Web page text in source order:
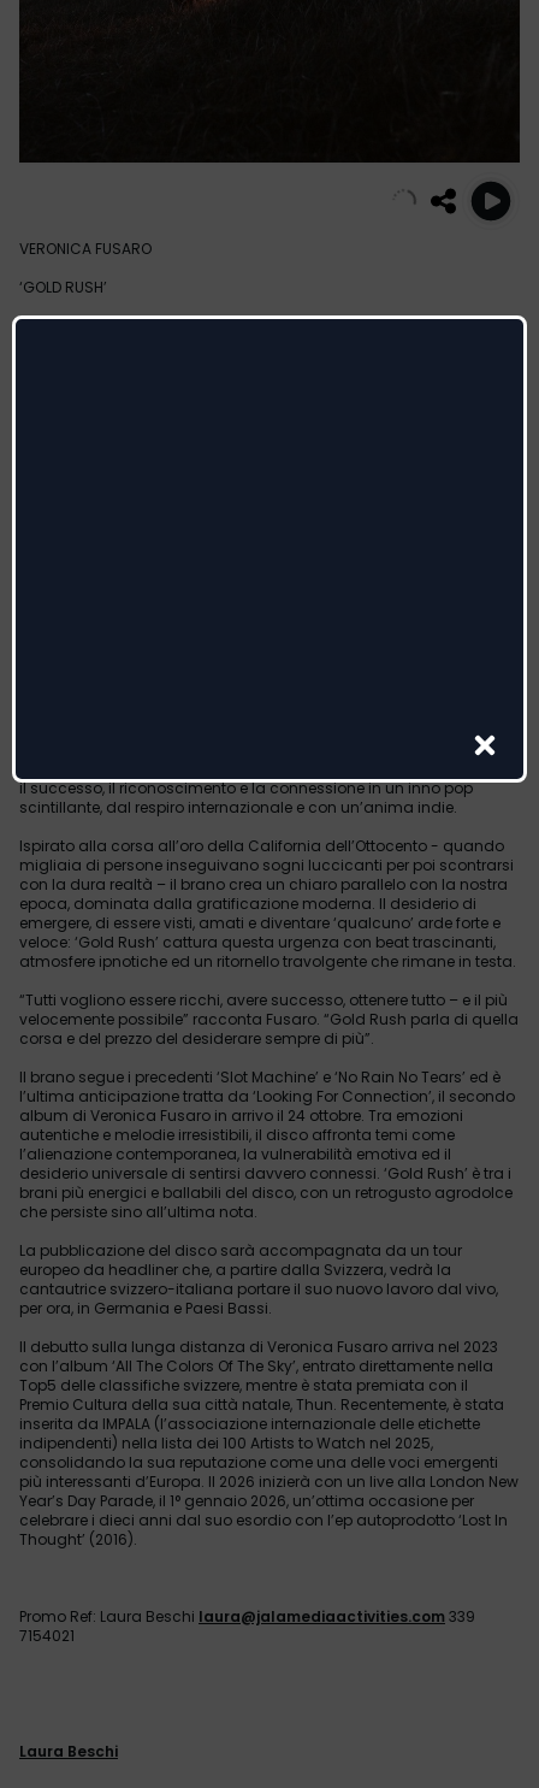
VERONICA FUSARO
‘GOLD RUSH’
IL NUOVO SINGOLO,
il successo, il riconoscimento e la connessione in un inno pop
scintillante, dal respiro internazionale e con un’anima indie.
Ispirato alla corsa all’oro della California dell’Ottocento - quando
migliaia di persone inseguivano sogni luccicanti per poi scontrarsi
con la dura realtà – il brano crea un chiaro parallelo con la nostra
epoca, dominata dalla gratificazione moderna. Il desiderio di
emergere, di essere visti, amati e diventare ‘qualcuno’ arde forte e
veloce: ‘Gold Rush’ cattura questa urgenza con beat trascinanti,
atmosfere ipnotiche ed un ritornello travolgente che rimane in testa.
“Tutti vogliono essere ricchi, avere successo, ottenere tutto – e il più
velocemente possibile” racconta Fusaro. “Gold Rush parla di quella
corsa e del prezzo del desiderare sempre di più”.
Il brano segue i precedenti ‘Slot Machine’ e ‘No Rain No Tears’ ed è
l’ultima anticipazione tratta da ‘Looking For Connection’, il secondo
album di Veronica Fusaro in arrivo il 24 ottobre. Tra emozioni
autentiche e melodie irresistibili, il disco affronta temi come
l’alienazione contemporanea, la vulnerabilità emotiva ed il
desiderio universale di sentirsi davvero connessi. ‘Gold Rush’ è tra i
brani più energici e ballabili del disco, con un retrogusto agrodolce
che persiste sino all’ultima nota.
La pubblicazione del disco sarà accompagnata da un tour
europeo da headliner che, a partire dalla Svizzera, vedrà la
cantautrice svizzero-italiana portare il suo nuovo lavoro dal vivo,
per ora, in Germania e Paesi Bassi.
Il debutto sulla lunga distanza di Veronica Fusaro arriva nel 2023
con l’album ‘All The Colors Of The Sky’, entrato direttamente nella
Top5 delle classifiche svizzere, mentre è stata premiata con il
Premio Cultura della sua città natale, Thun. Recentemente, è stata
inserita da IMPALA (l’associazione internazionale delle etichette
indipendenti) nella lista dei 100 Artists to Watch nel 2025,
consolidando la sua reputazione come una delle voci emergenti
più interessanti d’Europa. Il 2026 inizierà con un live alla London New
Year’s Day Parade, il 1° gennaio 2026, un’ottima occasione per
celebrare i dieci anni dal suo esordio con l’ep autoprodotto ‘Lost In
Thought’ (2016).
Promo Ref: Laura Beschi laura@jalamediaactivities.com 339
7154021
Laura Beschi